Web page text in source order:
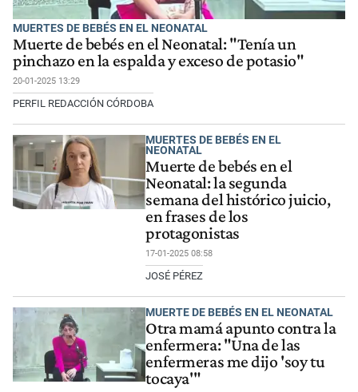
MUERTES DE BEBÉS EN EL NEONATAL
Muerte de bebés en el Neonatal: "Tenía un
pinchazo en la espalda y exceso de potasio"
20-01-2025 13:29
PERFIL REDACCIÓN CÓRDOBA
MUERTES DE BEBÉS EN EL
NEONATAL
Muerte de bebés en el
Neonatal: la segunda
semana del histórico juicio,
en frases de los
protagonistas
17-01-2025 08:58
JOSÉ PÉREZ
MUERTE DE BEBÉS EN EL NEONATAL
Otra mamá apunto contra la
enfermera: "Una de las
enfermeras me dijo 'soy tu
tocaya'"